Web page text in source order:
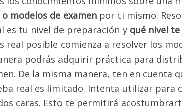
modelos de examen por ti mismo.
es tu nivel de preparación y qué nivel
real posible comienza a resolver los
podrás adquirir práctica para
De la misma manera, ten en cuenta
real es limitado. Intenta utilizar para
caras. Esto te permitirá